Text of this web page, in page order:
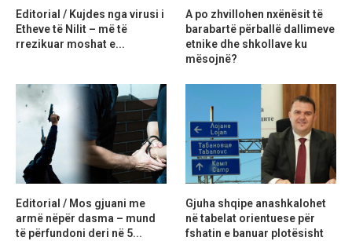
Editorial / Kujdes nga virusi i
Etheve të Nilit – më të
rrezikuar moshat e...
A po zhvillohen nxënësit të
barabartë përballë dallimeve
etnike dhe shkollave ku
mësojnë?
Editorial / Mos gjuani me
armë nëpër dasma – mund
të përfundoni deri në 5...
Gjuha shqipe anashkalohet
në tabelat orientuese për
fshatin e banuar plotësisht